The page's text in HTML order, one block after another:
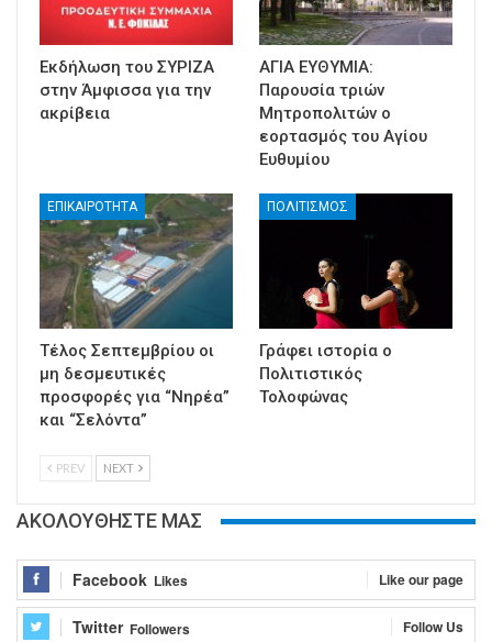
Εκδήλωση του ΣΥΡΙΖΑ
στην Άμφισσα για την
ακρίβεια
ΑΓΙΑ ΕΥΘΥΜΙΑ:
Παρουσία τριών
Μητροπολιτών ο
εορτασμός του Αγίου
Ευθυμίου
ΕΠΙΚΑΙΡΟΤΗΤΑ
Τέλος Σεπτεμβρίου οι
μη δεσμευτικές
προσφορές για “Νηρέα”
και “Σελόντα”
ΠΟΛΙΤΙΣΜΟΣ
Γράφει ιστορία ο
Πολιτιστικός
Τολοφώνας
PREV NEXT
ΑΚΟΛΟΥΘΗΣΤΕ ΜΑΣ
Facebook Likes Like our page
Twitter Followers Follow Us